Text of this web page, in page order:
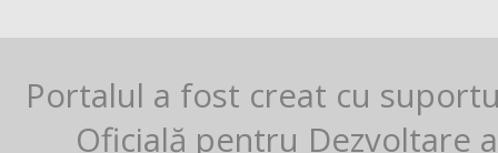
Portalul a fost creat cu
Oficială pentru Dezvoltare